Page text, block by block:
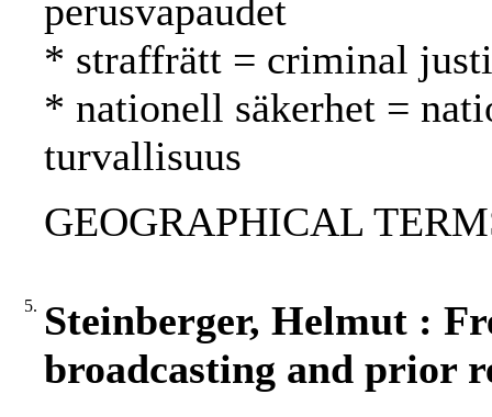
perusvapaudet
* straffrätt = criminal
* nationell säkerhet =
turvallisuus
GEOGRAPHICAL
5. Steinberger, Helmut :
broadcasting and prior